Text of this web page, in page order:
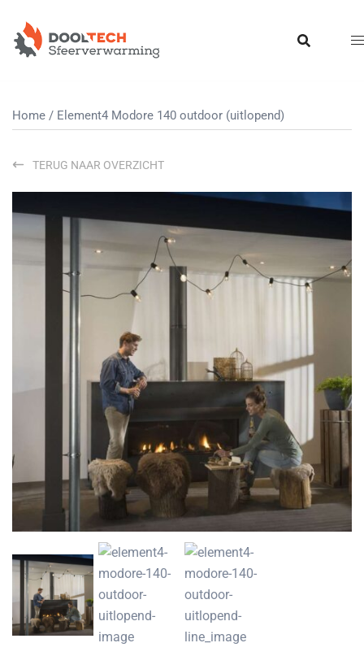
naar
Home / Element4 Modore 140 outdoor (uitlopend)
TERUG NAAR OVERZICHT